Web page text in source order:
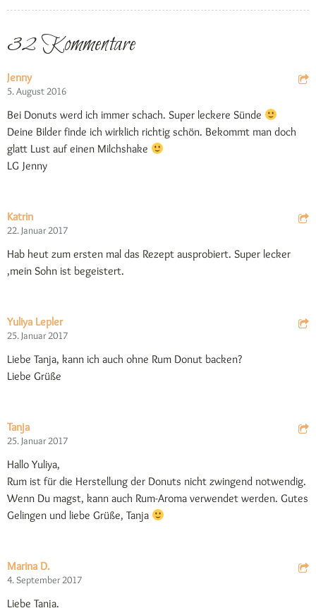
32 Kommentare
Jenny
5. August 2016
Bei Donuts werd ich immer schach. Super leckere Sünde
Deine Bilder finde ich wirklich richtig schön. Bekommt man doch
glatt Lust auf einen Milchshake
LG Jenny
Katrin
22. Januar 2017
Hab heut zum ersten mal das Rezept ausprobiert. Super lecker
,mein Sohn ist begeistert.
Yuliya Lepler
25. Januar 2017
Liebe Tanja, kann ich auch ohne Rum Donut backen?
Liebe Grüße
Tanja
25. Januar 2017
Hallo Yuliya,
Rum ist für die Herstellung der Donuts nicht zwingend notwendig.
Wenn Du magst, kann auch Rum-Aroma verwendet werden. Gutes
Gelingen und liebe Grüße, Tanja
Marina D.
4. September 2017
Liebe Tanja.